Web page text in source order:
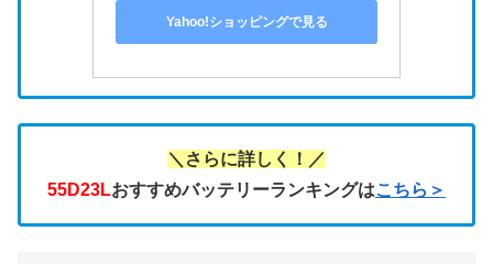
Yahoo!ショッピングで見る
＼さらに詳しく！／
55D23Lおすすめバッテリーランキングはこちら＞